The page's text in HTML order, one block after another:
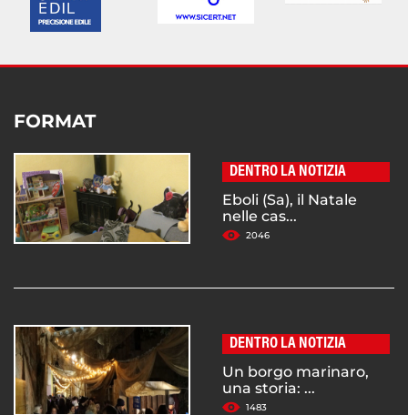
FORMAT
DENTRO LA NOTIZIA
Eboli (Sa), il Natale
nelle cas...
2046
DENTRO LA NOTIZIA
Un borgo marinaro,
una storia: ...
1483